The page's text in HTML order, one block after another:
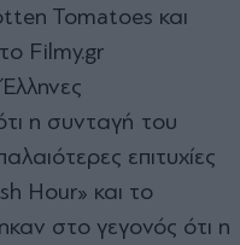
Tomatoes και
Filmy.gr
η συνταγή του
επιτυχίες
Hour» και το
στο γεγονός ότι η